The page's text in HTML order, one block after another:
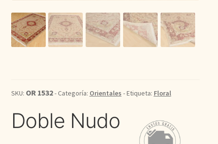
Kilim
Redondas
Seda
Pasillo
SKU: OR 1532- Categoría: Orientales - Etiqueta: Floral
Doble Nudo